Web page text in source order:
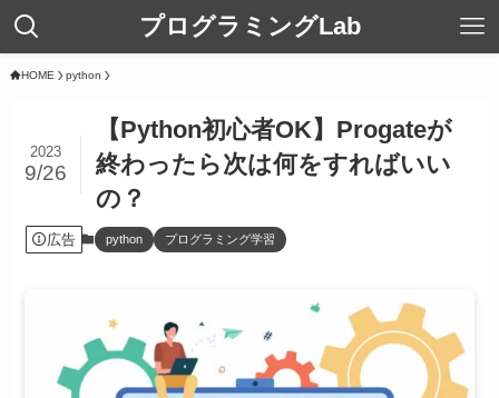
プログラミングLab
HOME python
【Python初心者OK】Progateが
終わったら次は何をすればいい
の？
2023
9/26
広告 python プログラミング学習